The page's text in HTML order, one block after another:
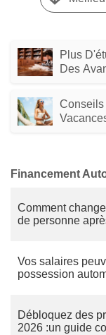
Plus
Des
Conseils
Financement
Comment
de personne
Vos salaires
possession
Débloquez des
2026 :un guide